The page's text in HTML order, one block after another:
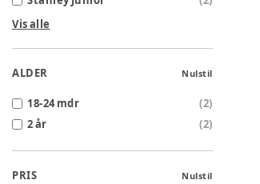
Vis alle
ALDER Nulstil
18-24 mdr (2)
2 år
(2)
PRIS Nulstil